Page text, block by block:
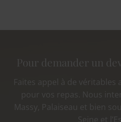
Pour demander un
Faites appel à de véritables
pour vos repas. Nous
Massy, Palaiseau et bien
Seine et